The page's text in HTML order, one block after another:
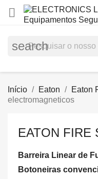

search
Início Eaton Eaton
electromagneticos
EATON FIRE
Barreira Linear de
Botoneiras